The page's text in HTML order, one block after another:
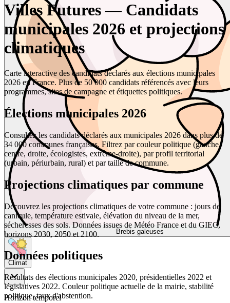
Brebis galeuses
Climat
Horizon temporel
Villes Futures — Candidats
municipales 2026 et projections
climatiques
Carte interactive des candidats déclarés aux élections municipales
2026 en France. Plus de 50 000 candidats référencés avec leurs
programmes, sites de campagne et étiquettes politiques.
Élections municipales 2026
Consultez les candidats déclarés aux municipales 2026 dans plus de
34 000 communes françaises. Filtrez par couleur politique (gauche,
centre, droite, écologistes, extrême-droite), par profil territorial
(urbain, périurbain, rural) et par taille de commune.
Projections climatiques par commune
Découvrez les projections climatiques de votre commune : jours de
canicule, température estivale, élévation du niveau de la mer,
sécheresses des sols. Données issues de Météo France et du GIEC,
horizons 2030, 2050 et 2100.
Données politiques
Résultats des élections municipales 2020, présidentielles 2022 et
législatives 2022. Couleur politique actuelle de la mairie, stabilité
politique, taux d'abstention.